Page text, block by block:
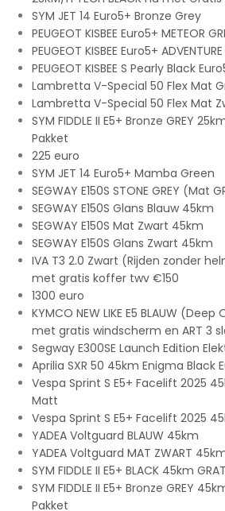
SYM JET 14 Euro5+ Bronze Grey
PEUGEOT KISBEE Euro5+ METEOR
PEUGEOT KISBEE Euro5+ ADVENTURE
PEUGEOT KISBEE S Pearly Black
Lambretta V-Special 50 Flex Mat
Lambretta V-Special 50 Flex Mat
SYM FIDDLE II E5+ Bronze GREY
Pakket
225 euro
SYM JET 14 Euro5+ Mamba Green
SEGWAY E150S STONE GREY (Mat
SEGWAY E150S Glans Blauw 45km
SEGWAY E150S Mat Zwart 45km
SEGWAY E150S Glans Zwart 45km
IVA T3 2.0 Zwart (Rijden zonder
met gratis koffer twv €150
1300 euro
KYMCO NEW LIKE E5 BLAUW
met gratis windscherm en ART 3
Segway E300SE Launch Edition
Aprilia SXR 50 45km Enigma Black
Vespa Sprint S E5+ Facelift 2025
Matt
Vespa Sprint S E5+ Facelift 2025
YADEA Voltguard BLAUW 45km
YADEA Voltguard MAT ZWART
SYM FIDDLE II E5+ BLACK 45km
SYM FIDDLE II E5+ Bronze GREY
Pakket